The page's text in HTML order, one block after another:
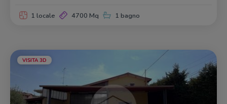
1 locale 4700 Mq 1 bagno
VISITA 3D